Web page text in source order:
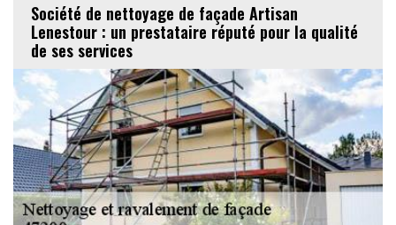
Société de nettoyage de façade Artisan
Lenestour : un prestataire réputé pour la qualité
de ses services